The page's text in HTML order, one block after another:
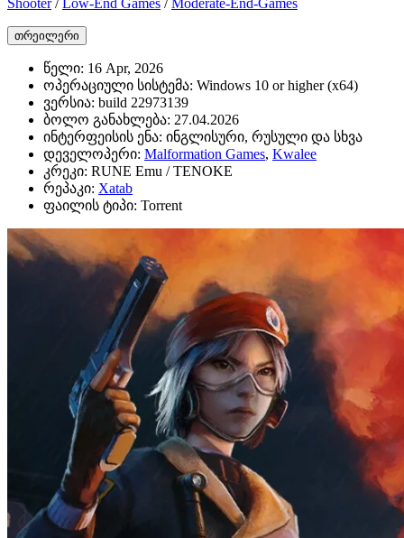
თრეილერი
წელი: 16 Apr, 2026
ოპერაციული სისტემა: Windows 10 or higher (x64)
ვერსია: build 22973139
ბოლო განახლება: 27.04.2026
ინტერფეისის ენა: ინგლისური, რუსული და სხვა
დეველოპერი: Malformation Games, Kwalee
კრეკი: RUNE Emu / TENOKE
რეპაკი: Xatab
ფაილის ტიპი: Torrent